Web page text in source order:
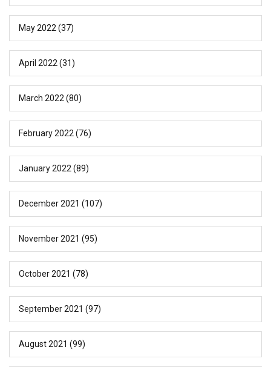
May 2022(37)
April 2022(31)
March 2022(80)
February 2022(76)
January 2022(89)
December 2021 (107)
November 2021 (95)
October 2021 (78)
September 2021 (97)
August 2021 (99)